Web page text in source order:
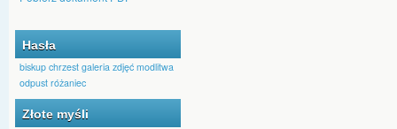
Hasła
biskup chrzest galeria zdjęć modlitwa
odpust różaniec
Złote myśli